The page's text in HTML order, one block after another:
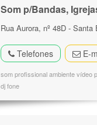
Som p/Bandas,
Rua Aurora, nº 48D -
Telefones E-
som profissional ambiente vídeo
dj fone